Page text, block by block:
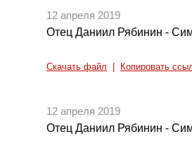
12 апреля 2019
Отец Даниил Рябинин -
Скачать файл Копировать
12 апреля 2019
Отец Даниил Рябинин -